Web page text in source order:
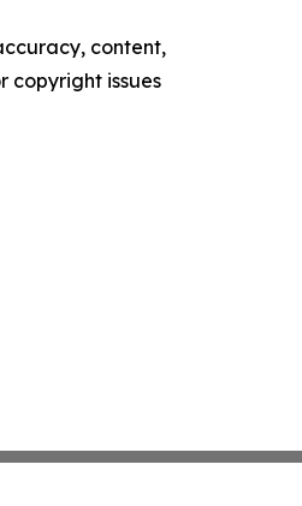
content,
copyright issues